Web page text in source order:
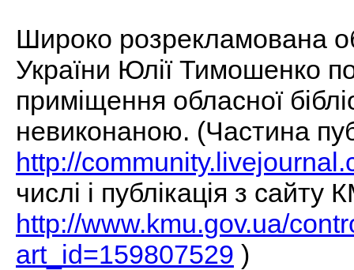
Широко розрекламована
України Юлії Тимошенко
приміщення обласної
невиконаною. (Частина
http://
числі і публікація з сайту
http://www.kmu.gov.ua/
art_id=159807529 )